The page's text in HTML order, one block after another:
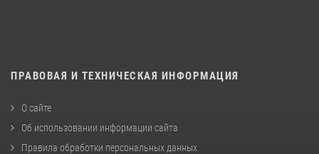
ПРАВОВАЯ И ТЕХНИЧЕСКАЯ ИНФОРМАЦИЯ
О сайте
Об использовании информации сайта
Правила обработки персональных данных